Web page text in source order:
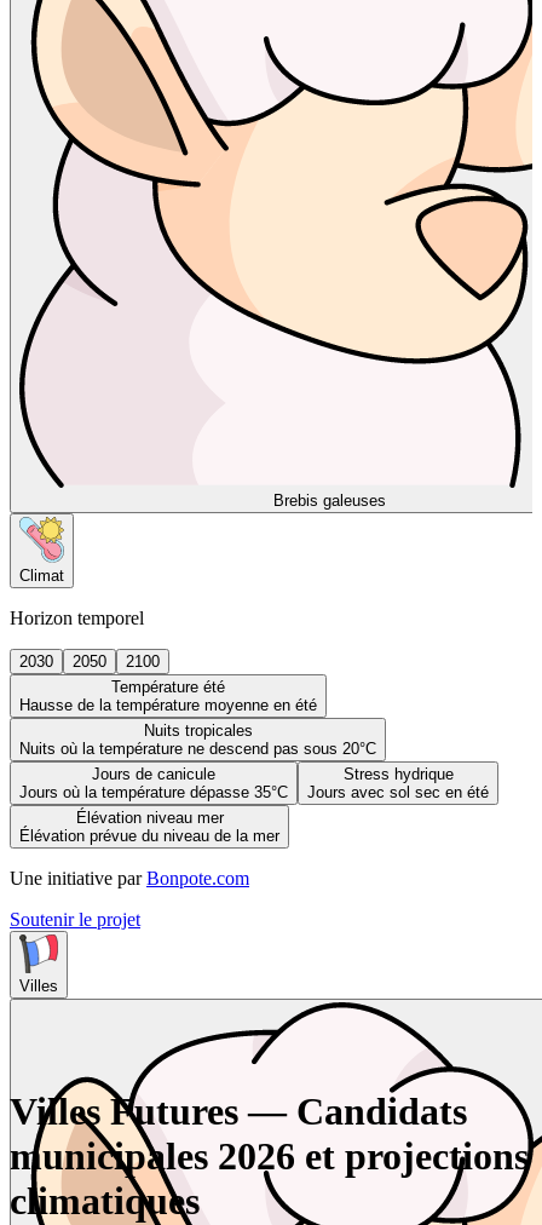
Brebis galeuses
Climat
Horizon temporel
2030 2050
2100
Température été
Hausse de la température moyenne en été
Nuits tropicales
Nuits où la température ne descend pas sous 20°C
Jours de canicule
Jours où la température dépasse 35°C
Stress hydrique
Jours avec sol sec en été
Élévation niveau mer
Élévation prévue du niveau de la mer
Une initiative par Bonpote.com
Soutenir le projet
Villes
Villes Futures — Candidats
municipales 2026 et projections
climatiques